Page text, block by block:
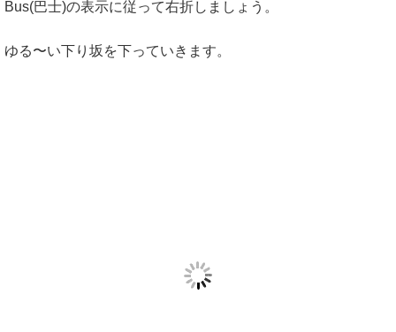
Bus(巴士)の表示に従って右折しましょう。
ゆる〜い下り坂を下っていきます。